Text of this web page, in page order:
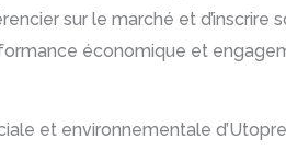
sur le marché et d’inscrire
économique et
et environnementale